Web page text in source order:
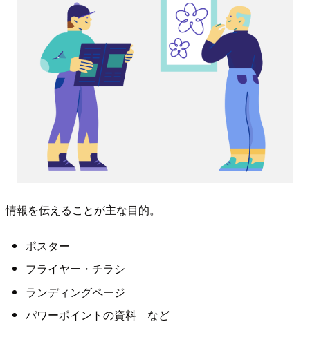
情報を伝えることが主な目的。
ポスター
フライヤー・チラシ
ランディングページ
パワーポイントの資料 など